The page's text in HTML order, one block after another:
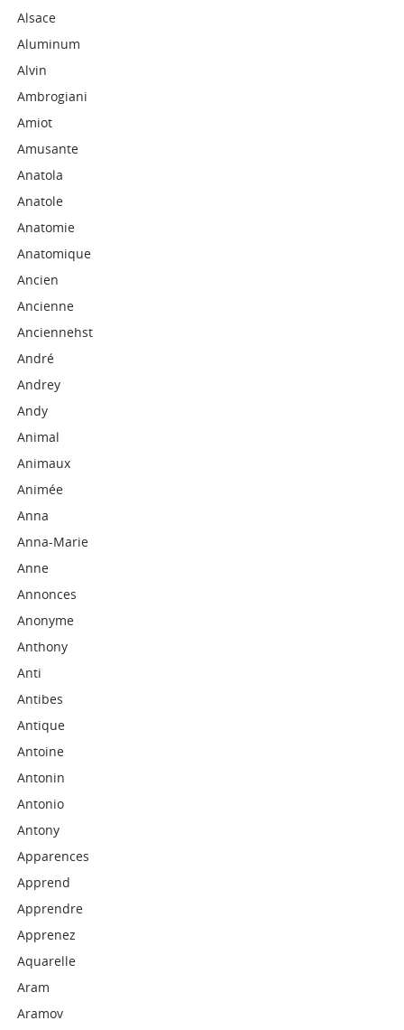
Alsace
Aluminum
Alvin
Ambrogiani
Amiot
Amusante
Anatola
Anatole
Anatomie
Anatomique
Ancien
Ancienne
Anciennehst
André
Andrey
Andy
Animal
Animaux
Animée
Anna
Anna-Marie
Anne
Annonces
Anonyme
Anthony
Anti
Antibes
Antique
Antoine
Antonin
Antonio
Antony
Apparences
Apprend
Apprendre
Apprenez
Aquarelle
Aram
Aramov